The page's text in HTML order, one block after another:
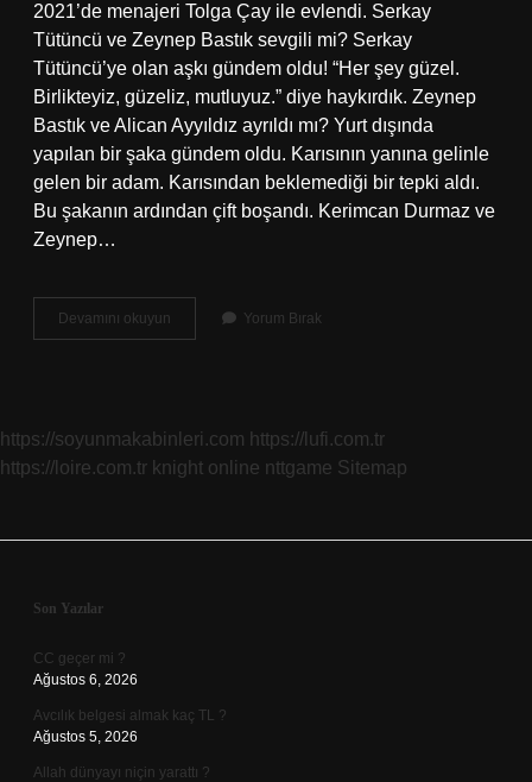
2021’de menajeri Tolga Çay ile evlendi. Serkay
Tütüncü ve Zeynep Bastık sevgili mi? Serkay
Tütüncü’ye olan aşkı gündem oldu! “Her şey güzel.
Birlikteyiz, güzeliz, mutluyuz.” diye haykırdık. Zeynep
Bastık ve Alican Ayyıldız ayrıldı mı? Yurt dışında
yapılan bir şaka gündem oldu. Karısının yanına gelinle
gelen bir adam. Karısından beklemediği bir tepki aldı.
Bu şakanın ardından çift boşandı. Kerimcan Durmaz ve
Zeynep…
Devamını okuyun
Bastık
Yorum Bırak
https://soyunmakabinleri.com https://lufi.com.tr
https://loire.com.tr knight online nttgame Sitemap
Sidebar
Son Yazılar
CC geçer mi ?
Ağustos 6, 2026
Avcılık belgesi almak kaç TL ?
Ağustos 5, 2026
Allah dünyayı niçin yarattı ?